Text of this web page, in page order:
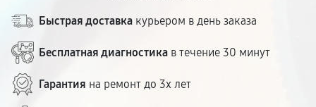
Быстрая доставка курьером в день заказа
Бесплатная диагностика в течение 30 минут
Гарантия на ремонт до 3х лет